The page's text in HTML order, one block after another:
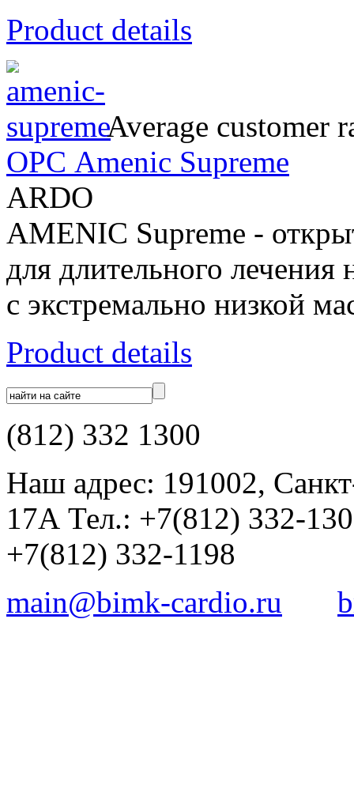
Product details
Average customer
ОРС Amenic Supreme
ARDO
AMENIC Supreme -
для длительного
с экстремально низкой
Product details
(812) 332 1300
Наш адрес: 191002,
17А Тел.: +7(812) 332-
+7(812) 332-1198
main@bimk-cardio.ru